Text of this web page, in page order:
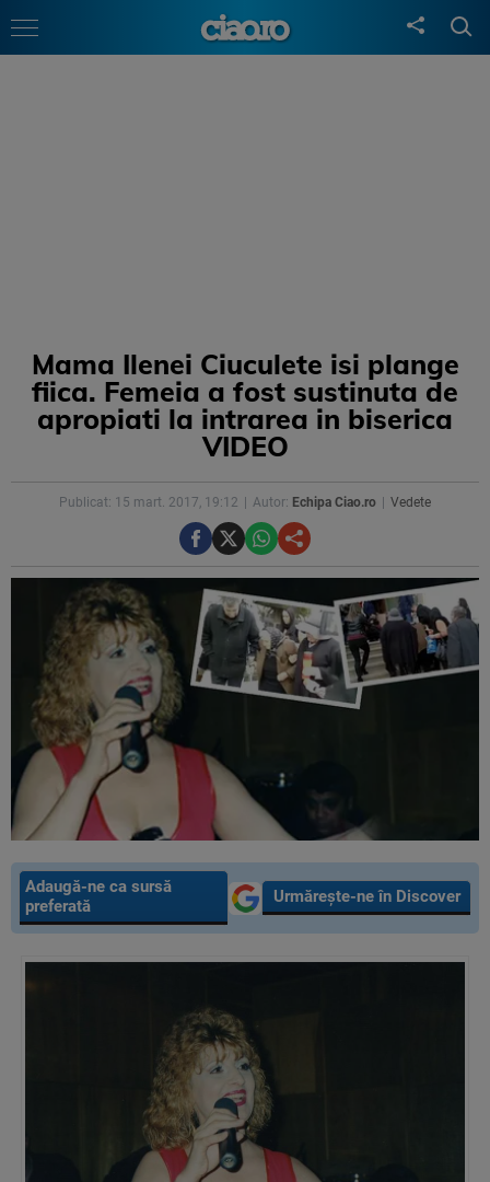
Mama Ilenei Ciuculete isi plange
fiica. Femeia a fost sustinuta de
apropiati la intrarea in biserica
VIDEO
Publicat: 15 mart. 2017, 19:12 Autor: Echipa Ciao.ro Vedete
Adaugă-ne ca sursă
preferată
Urmărește-ne în Discover